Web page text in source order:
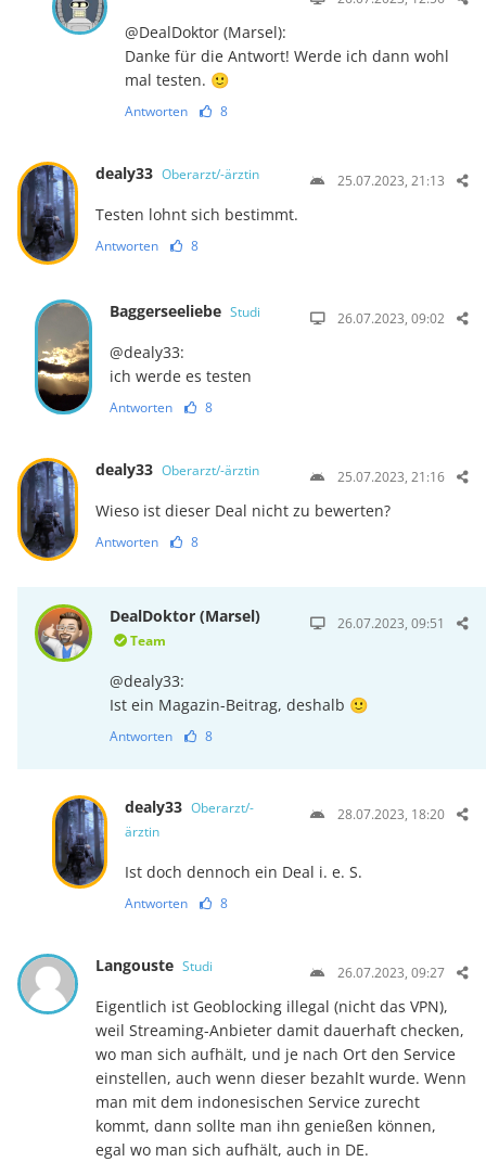
@DealDoktor (Marsel):
Danke für die Antwort! Werde ich dann wohl
mal testen. 🙂
Antworten 8
dealy33 Oberarzt/-ärztin 25.07.2023, 21:13
Testen lohnt sich bestimmt.
Antworten 8
Baggerseeliebe Studi 26.07.2023, 09:02
@dealy33:
ich werde es testen
Antworten 8
dealy33 Oberarzt/-ärztin 25.07.2023, 21:16
Wieso ist dieser Deal nicht zu bewerten?
Antworten 8
DealDoktor (Marsel)
Team
26.07.2023, 09:51
@dealy33:
Ist ein Magazin-Beitrag, deshalb 🙂
Antworten 8
dealy33 Oberarzt/-
ärztin
28.07.2023, 18:20
Ist doch dennoch ein Deal i. e. S.
Antworten 8
Langouste Studi 26.07.2023, 09:27
Eigentlich ist Geoblocking illegal (nicht das VPN),
weil Streaming-Anbieter damit dauerhaft checken,
wo man sich aufhält, und je nach Ort den Service
einstellen, auch wenn dieser bezahlt wurde. Wenn
man mit dem indonesischen Service zurecht
kommt, dann sollte man ihn genießen können,
egal wo man sich aufhält, auch in DE.